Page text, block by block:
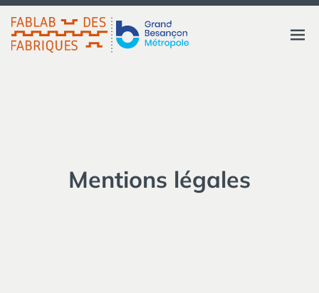
Aller
au
contenu
FABLAB DES FABRIQUES
Mentions légales